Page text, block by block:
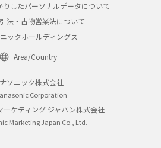
りしたパーソナルデータについて
法・古物営業法について
ックホールディングス
Area/Country
ソニック株式会社
Corporation
ーケティング ジャパン株式会社
Marketing Japan Co., Ltd.